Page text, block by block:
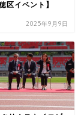
区イベント】
2025年9月9日